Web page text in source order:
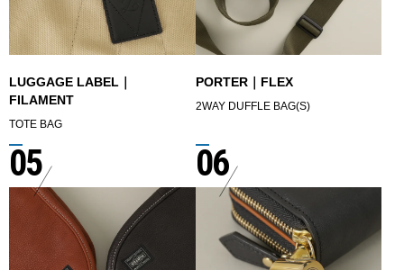
LUGGAGE LABEL｜
FILAMENT
TOTE BAG
PORTER｜FLEX
2WAY DUFFLE BAG(S)
05 06